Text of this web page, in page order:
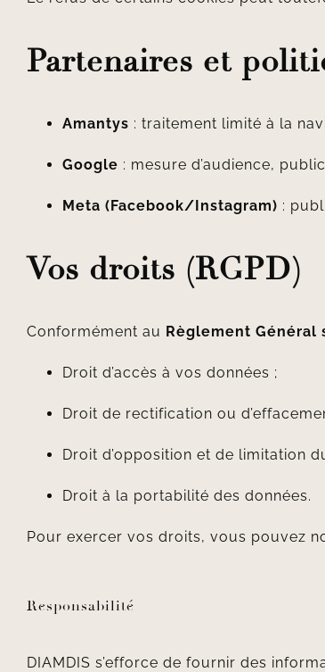
Partenaires et
Amantys : traitement limité à la
Google : mesure d’audience,
Meta (Facebook/Instagram) :
Vos droits (RGPD)
Conformément au Règlement Général
Droit d’accès à vos données ;
Droit de rectification ou
Droit d’opposition et de limitation
Droit à la portabilité des données.
Pour exercer vos droits, vous pouvez
Responsabilité
DIAMDIS s’efforce de fournir des